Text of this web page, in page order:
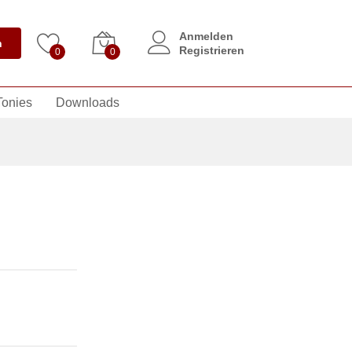
0 0
Anmelden
Registrieren
Downloads